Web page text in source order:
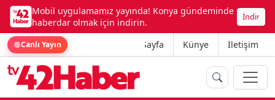
Mobil uygulamamız yayında! Konya gündeminde
haberdar olmak için indirin.
İndir
Canlı Yayın Ana Sayfa Künye İletişim